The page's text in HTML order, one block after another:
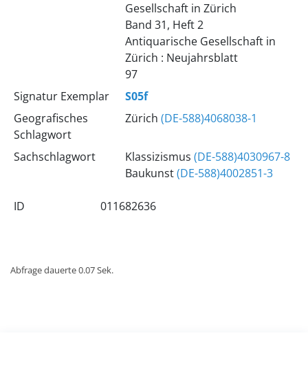
Gesellschaft in Zürich
Band 31, Heft 2
Antiquarische Gesellschaft in
Zürich : Neujahrsblatt
97
Signatur Exemplar
S05f
Geografisches
Schlagwort
Zürich (DE-588)4068038-1
Sachschlagwort Klassizismus (DE-588)4030967-8
Baukunst(DE-588)4002851-3
ID 011682636
Abfrage dauerte 0.07 Sek.